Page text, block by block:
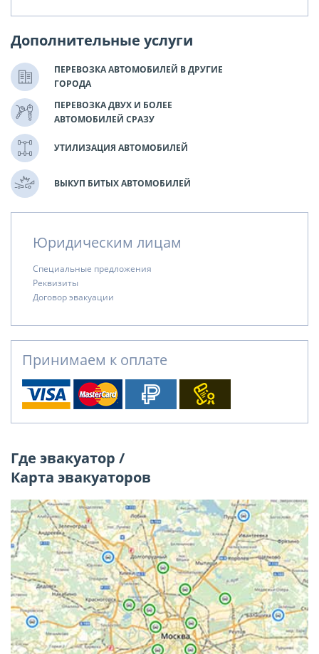
Дополнительные услуги
ПЕРЕВОЗКА АВТОМОБИЛЕЙ В ДРУГИЕ
ГОРОДА
ПЕРЕВОЗКА ДВУХ И БОЛЕЕ
АВТОМОБИЛЕЙ СРАЗУ
УТИЛИЗАЦИЯ АВТОМОБИЛЕЙ
ВЫКУП БИТЫХ АВТОМОБИЛЕЙ
Юридическим лицам
Специальные предложения
Реквизиты
Договор эвакуации
Принимаем к оплате
Где эвакуатор /
Карта эвакуаторов